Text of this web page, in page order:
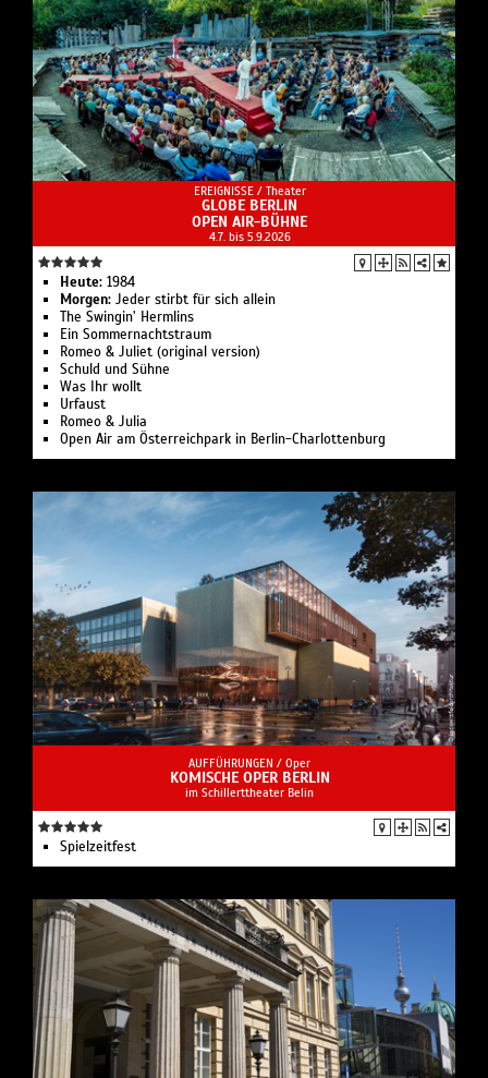
EREIGNISSE / Theater
GLOBE BERLIN
OPEN AIR-BÜHNE
4.7. bis 5.9.2026
Heute: 1984
Morgen: Jeder stirbt für sich allein
The Swingin’ Hermlins
Ein Sommernachtstraum
Romeo & Juliet (original version)
Schuld und Sühne
Was Ihr wollt
Urfaust
Romeo & Julia
Open Air am Österreichpark in Berlin-Charlottenburg
AUFFÜHRUNGEN / Oper
KOMISCHE OPER BERLIN
im Schillerttheater Belin
Spielzeit­fest